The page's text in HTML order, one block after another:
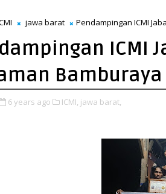
jawa barat Pendampingan ICMI
ICMI
Bamburaya
6 years ago ICMI, jawa barat,